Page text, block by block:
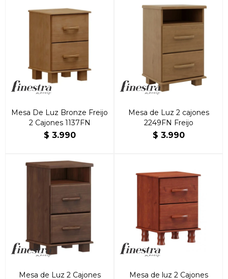
Mesa De Luz Bronze Freijo
2 Cajones 1137FN
$ 3.990
Mesa de Luz 2 cajones
2249FN Freijo
$ 3.990
Mesa de Luz 2 Cajones
Mesa de luz 2 Cajones